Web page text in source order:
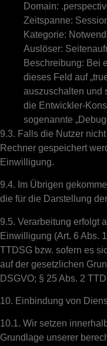
Domain:
Zeitspanne:
Kategorie:
Auslöser:
Beschreibung: Bei
dieses Feld auf
auszuschalten und
die Entwickler-
sogenannte
9.3. Falls die Nutzer
Rechner gespeichert
Einwilligung.
9.4. Im Übrigen
die für die Darstellung
9.5. Verarbeitung erfolgt
Einwilligung (Art. 6 Abs.
TTDSG bzw. sofern es
auf der gesetzlichen
DSGVO; § 25 Abs. 2
10. Einbindung von
10.1. Wir setzen
Grundlage unserer